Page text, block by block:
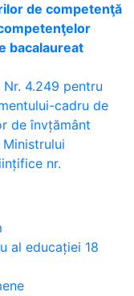
de competenţă
bacalaureat
Nr. 4.249 pentru
cadru de
de învțământ
nr.
al educației 18